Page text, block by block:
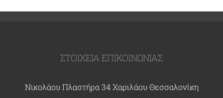
ΣΤΟΙΧΕΙΑ ΕΠΙΚΟΙΝΩΝΙΑΣ
Νικολάου Πλαστήρα 34 Χαριλάου Θεσσαλονίκη